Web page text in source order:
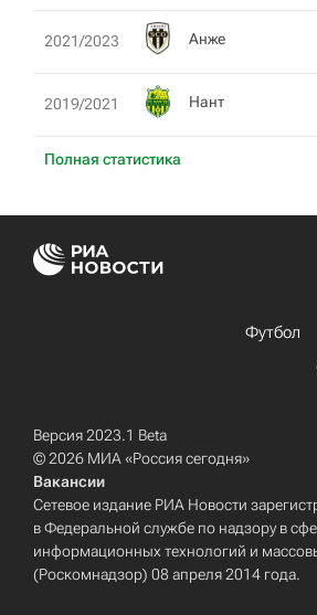
Полная статистика
2021/2023 Анже
2019/2021 Нант
Футбол
Версия 2023.1 Beta
© 2026 МИА «Россия сегодня»
Вакансии
Сетевое издание РИА Новости
в Федеральной службе по надзору в
информационных технологий и
(Роскомнадзор) 08 апреля 2014 года.